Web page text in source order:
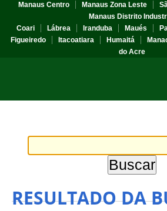
Manaus Centro Manaus Zona Leste
Manaus Distrito
Coari
Lábrea Iranduba Maués
Figueiredo
Itacoatiara Humaitá
do Acre
RESULTADO DA